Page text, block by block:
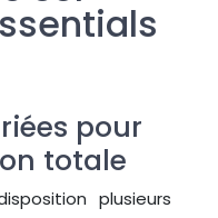
pour
totale
plusieurs